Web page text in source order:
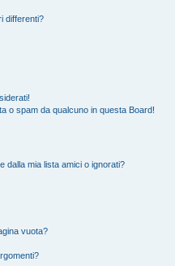
differenti?
o spam da qualcuno in questa Board!
dalla mia lista amici o ignorati?
vuota?